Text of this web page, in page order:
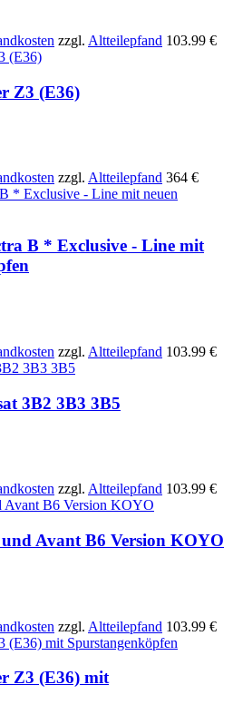
zzgl. Altteilepfand 103.99 €
Z3 (E36)
zzgl. Altteilepfand 364 €
B * Exclusive - Line mit
zzgl. Altteilepfand 103.99 €
3B2 3B3 3B5
zzgl. Altteilepfand 103.99 €
Avant B6 Version KOYO
zzgl. Altteilepfand 103.99 €
Z3 (E36) mit